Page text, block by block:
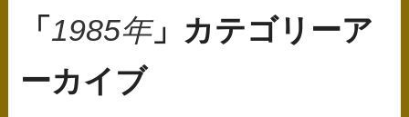
テ
ツ
「 1985年」カテゴリーア
ーカイブ